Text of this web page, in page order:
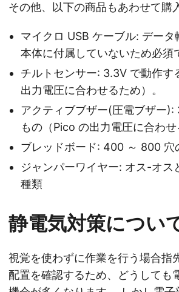
その他、以下の商品もあわせて購
マイクロ USB ケーブル: データ
本体に付属していないため必須
チルトセンサー: 3.3V で動作す
出力電圧に合わせるため）。
アクティブブザー(圧電ブザー):
もの（Pico の出力電圧に合わせ
ブレッドボード: 400 ～ 800 穴
ジャンパーワイヤー: オス-オス
種類
静電気対策につい
視覚を使わずに作業を行う場合指
配置を確認するため、どうしても